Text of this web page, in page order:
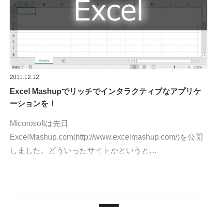
2011.12.12
Excel Mashupでリッチでインタラクティブなアプリケ
ーションを！
Micorosoftは先日
ExcelMashup.com(http://www.excelmashup.com/)を公開
しました。どういったサイトかというと…